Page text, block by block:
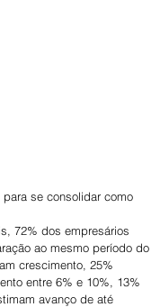
se consolidar como
72% dos empresários
ao mesmo período do
crescimento, 25%
entre 6% e 10%, 13%
avanço de até